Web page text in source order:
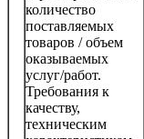
количество
поставляемых
товаров / объем
оказываемых
услуг/работ.
Требования к
качеству,
техническим